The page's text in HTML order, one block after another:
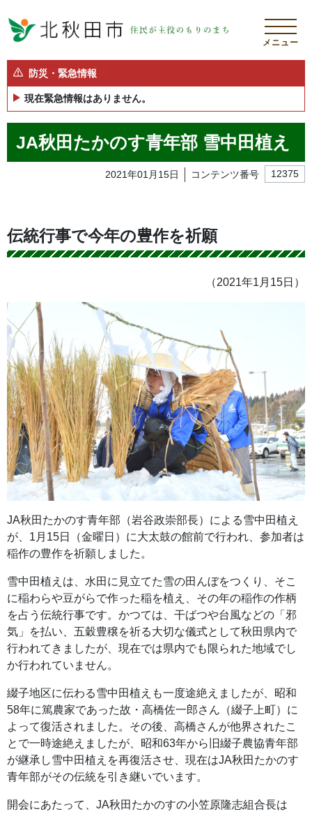
メニュー
防災・緊急情報
現在緊急情報はありません。
JA秋田たかのす青年部 雪中田植え
2021年01月15日 コンテンツ番号 12375
伝統行事で今年の豊作を祈願
（2021年1月15日）
JA秋田たかのす青年部（岩谷政崇部長）による雪中田植え
が、1月15日（金曜日）に大太鼓の館前で行われ、参加者は
稲作の豊作を祈願しました。
雪中田植えは、水田に見立てた雪の田んぼをつくり、そこ
に稲わらや豆がらで作った稲を植え、その年の稲作の作柄
を占う伝統行事です。かつては、干ばつや台風などの「邪
気」を払い、五穀豊穣を祈る大切な儀式として秋田県内で
行われてきましたが、現在では県内でも限られた地域でし
か行われていません。
綴子地区に伝わる雪中田植えも一度途絶えましたが、昭和
58年に篤農家であった故・高橋佐一郎さん（綴子上町）に
よって復活されました。その後、高橋さんが他界されたこ
とで一時途絶えましたが、昭和63年から旧綴子農協青年部
が継承し雪中田植えを再復活させ、現在はJA秋田たかのす
青年部がその伝統を引き継いでいます。
開会にあたって、JA秋田たかのすの小笠原隆志組合長は